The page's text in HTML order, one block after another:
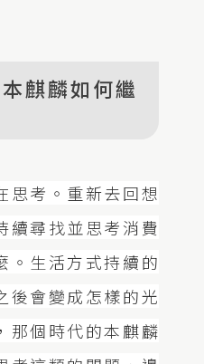
麒麟如何繼
思考。重新去回想
續尋找並思考消費
。生活方式持續的
後會變成怎樣的光
那個時代的本麒麟